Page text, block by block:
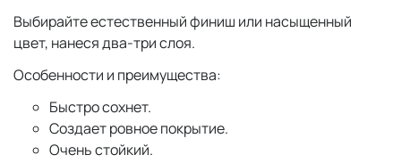
Выбирайте естественный финиш или насыщенный
цвет, нанеся два-три слоя.
Особенности и преимущества:
Быстро сохнет.
Создает ровное покрытие.
Очень стойкий.